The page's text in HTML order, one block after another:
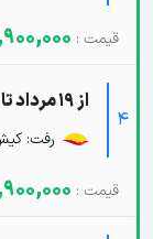
4
از 19 مرداد تا 22 مرداد
رفت: